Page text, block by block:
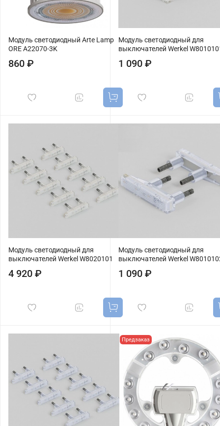
Модуль светодиодный Arte Lamp
ORE A22070-3K
860 ₽
Модуль светодиодный для
выключателей Werkel
1 090 ₽
Модуль светодиодный для
выключателей Werkel W8020101
4 920 ₽
Модуль светодиодный для
выключателей Werkel
1 090 ₽
Предзаказ